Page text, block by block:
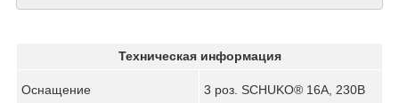
Техническая информация
Оснащение 3 роз. SCHUKO® 16A, 230В